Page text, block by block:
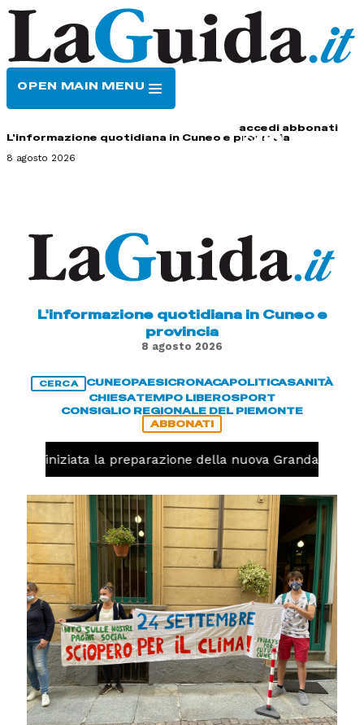
OPEN MAIN MENU
accedi abbonati
L'informazione quotidiana in Cuneo e provincia
8 agosto 2026
L'informazione quotidiana in Cuneo e
provincia
8 agosto 2026
CERCA CUNEOPAESICRONACAPOLITICASANITÀ
CHIESATEMPO LIBEROSPORT
CONSIGLIO REGIONALE DEL PIEMONTE
ABBONATI
iniziata la preparazione della nuova Granda Volley